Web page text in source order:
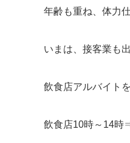
年齢も重ね、体力
いまは、接客業も
飲食店アルバイト
飲食店10時～14時